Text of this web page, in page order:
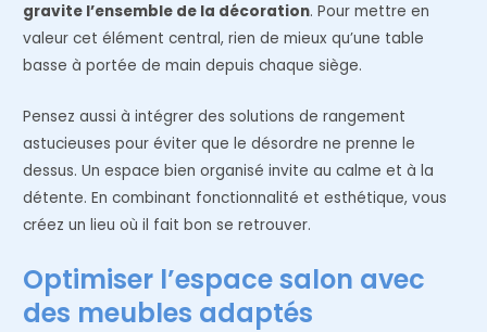
gravite l’ensemble de la décoration. Pour mettre en
valeur cet élément central, rien de mieux qu’une table
basse à portée de main depuis chaque siège.
Pensez aussi à intégrer des solutions de rangement
astucieuses pour éviter que le désordre ne prenne le
dessus. Un espace bien organisé invite au calme et à la
détente. En combinant fonctionnalité et esthétique, vous
créez un lieu où il fait bon se retrouver.
Optimiser l’espace salon avec
des meubles adaptés